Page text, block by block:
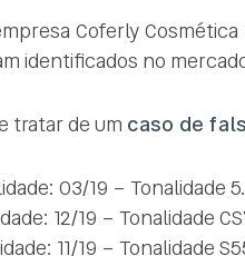
Coferly
identificados no
tratar de um caso de
03/19 – Tonalidade
12/19 – Tonalidade
11/19 – Tonalidade